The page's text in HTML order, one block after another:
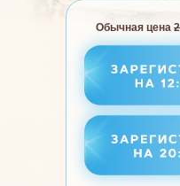
Обычная цена